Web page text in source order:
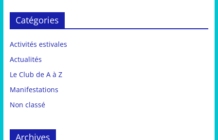
Catégories
Activités estivales
Actualités
Le Club de A à Z
Manifestations
Non classé
Archives